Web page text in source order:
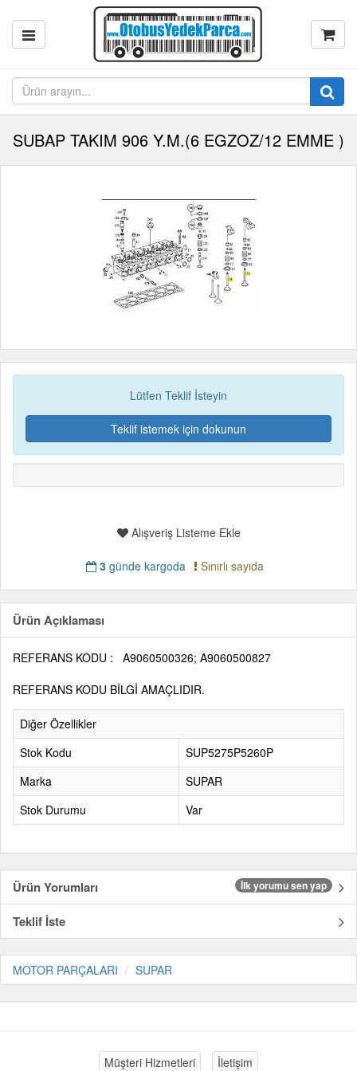
SUBAP TAKIM 906 Y.M.(6 EGZOZ/12 EMME )
Lütfen Teklif İsteyin
Teklif istemek için dokunun
Alışveriş Listeme Ekle
3günde kargoda Sınırlı sayıda
Ürün Açıklaması
REFERANS KODU : A9060500326; A9060500827
REFERANS KODU BİLGİ AMAÇLIDIR.
Diğer Özellikler
Stok Kodu
SUP5275P5260P
Marka
SUPAR
Stok Durumu
Var
Ürün Yorumları İlk yorumu sen yap
Teklif İste
MOTOR PARÇALARI SUPAR
Müşteri Hizmetleri İletişim